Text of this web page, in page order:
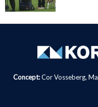
Concept:Cor Vosseberg,